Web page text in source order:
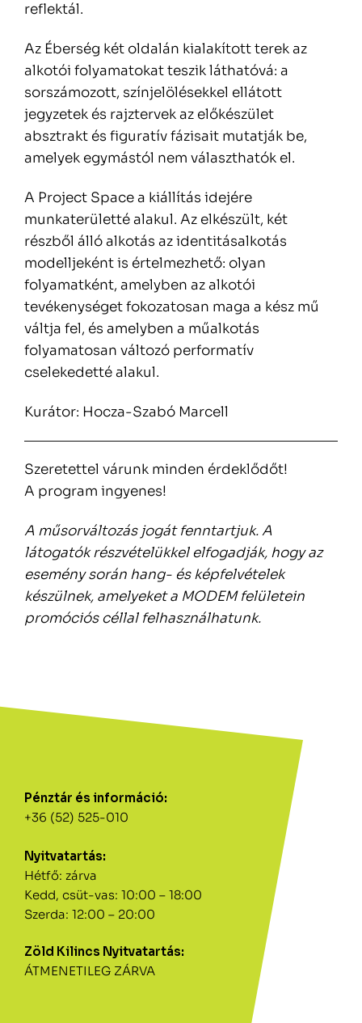
Pénztár és információ:
+36 (52) 525-010
Nyitvatartás:
Hétfő: zárva
Kedd, csüt-vas: 10:00 – 18:00
Szerda: 12:00 – 20:00
Zöld Kilincs Nyitvatartás:
ÁTMENETILEG ZÁRVA
reflektál.
Az Éberség két oldalán kialakított terek az
alkotói folyamatokat teszik láthatóvá: a
sorszámozott, színjelölésekkel ellátott
jegyzetek és rajztervek az előkészület
absztrakt és figuratív fázisait mutatják be,
amelyek egymástól nem választhatók el.
A Project Space a kiállítás idejére
munkaterületté alakul. Az elkészült, két
részből álló alkotás az identitásalkotás
modelljeként is értelmezhető: olyan
folyamatként, amelyben az alkotói
tevékenységet fokozatosan maga a kész mű
váltja fel, és amelyben a műalkotás
folyamatosan változó performatív
cselekedetté alakul.
Kurátor: Hocza-Szabó Marcell
Szeretettel várunk minden érdeklődőt!
A program ingyenes!
A műsorváltozás jogát fenntartjuk. A
látogatók részvételükkel elfogadják, hogy az
esemény során hang- és képfelvételek
készülnek, amelyeket a MODEM felületein
promóciós céllal felhasználhatunk.